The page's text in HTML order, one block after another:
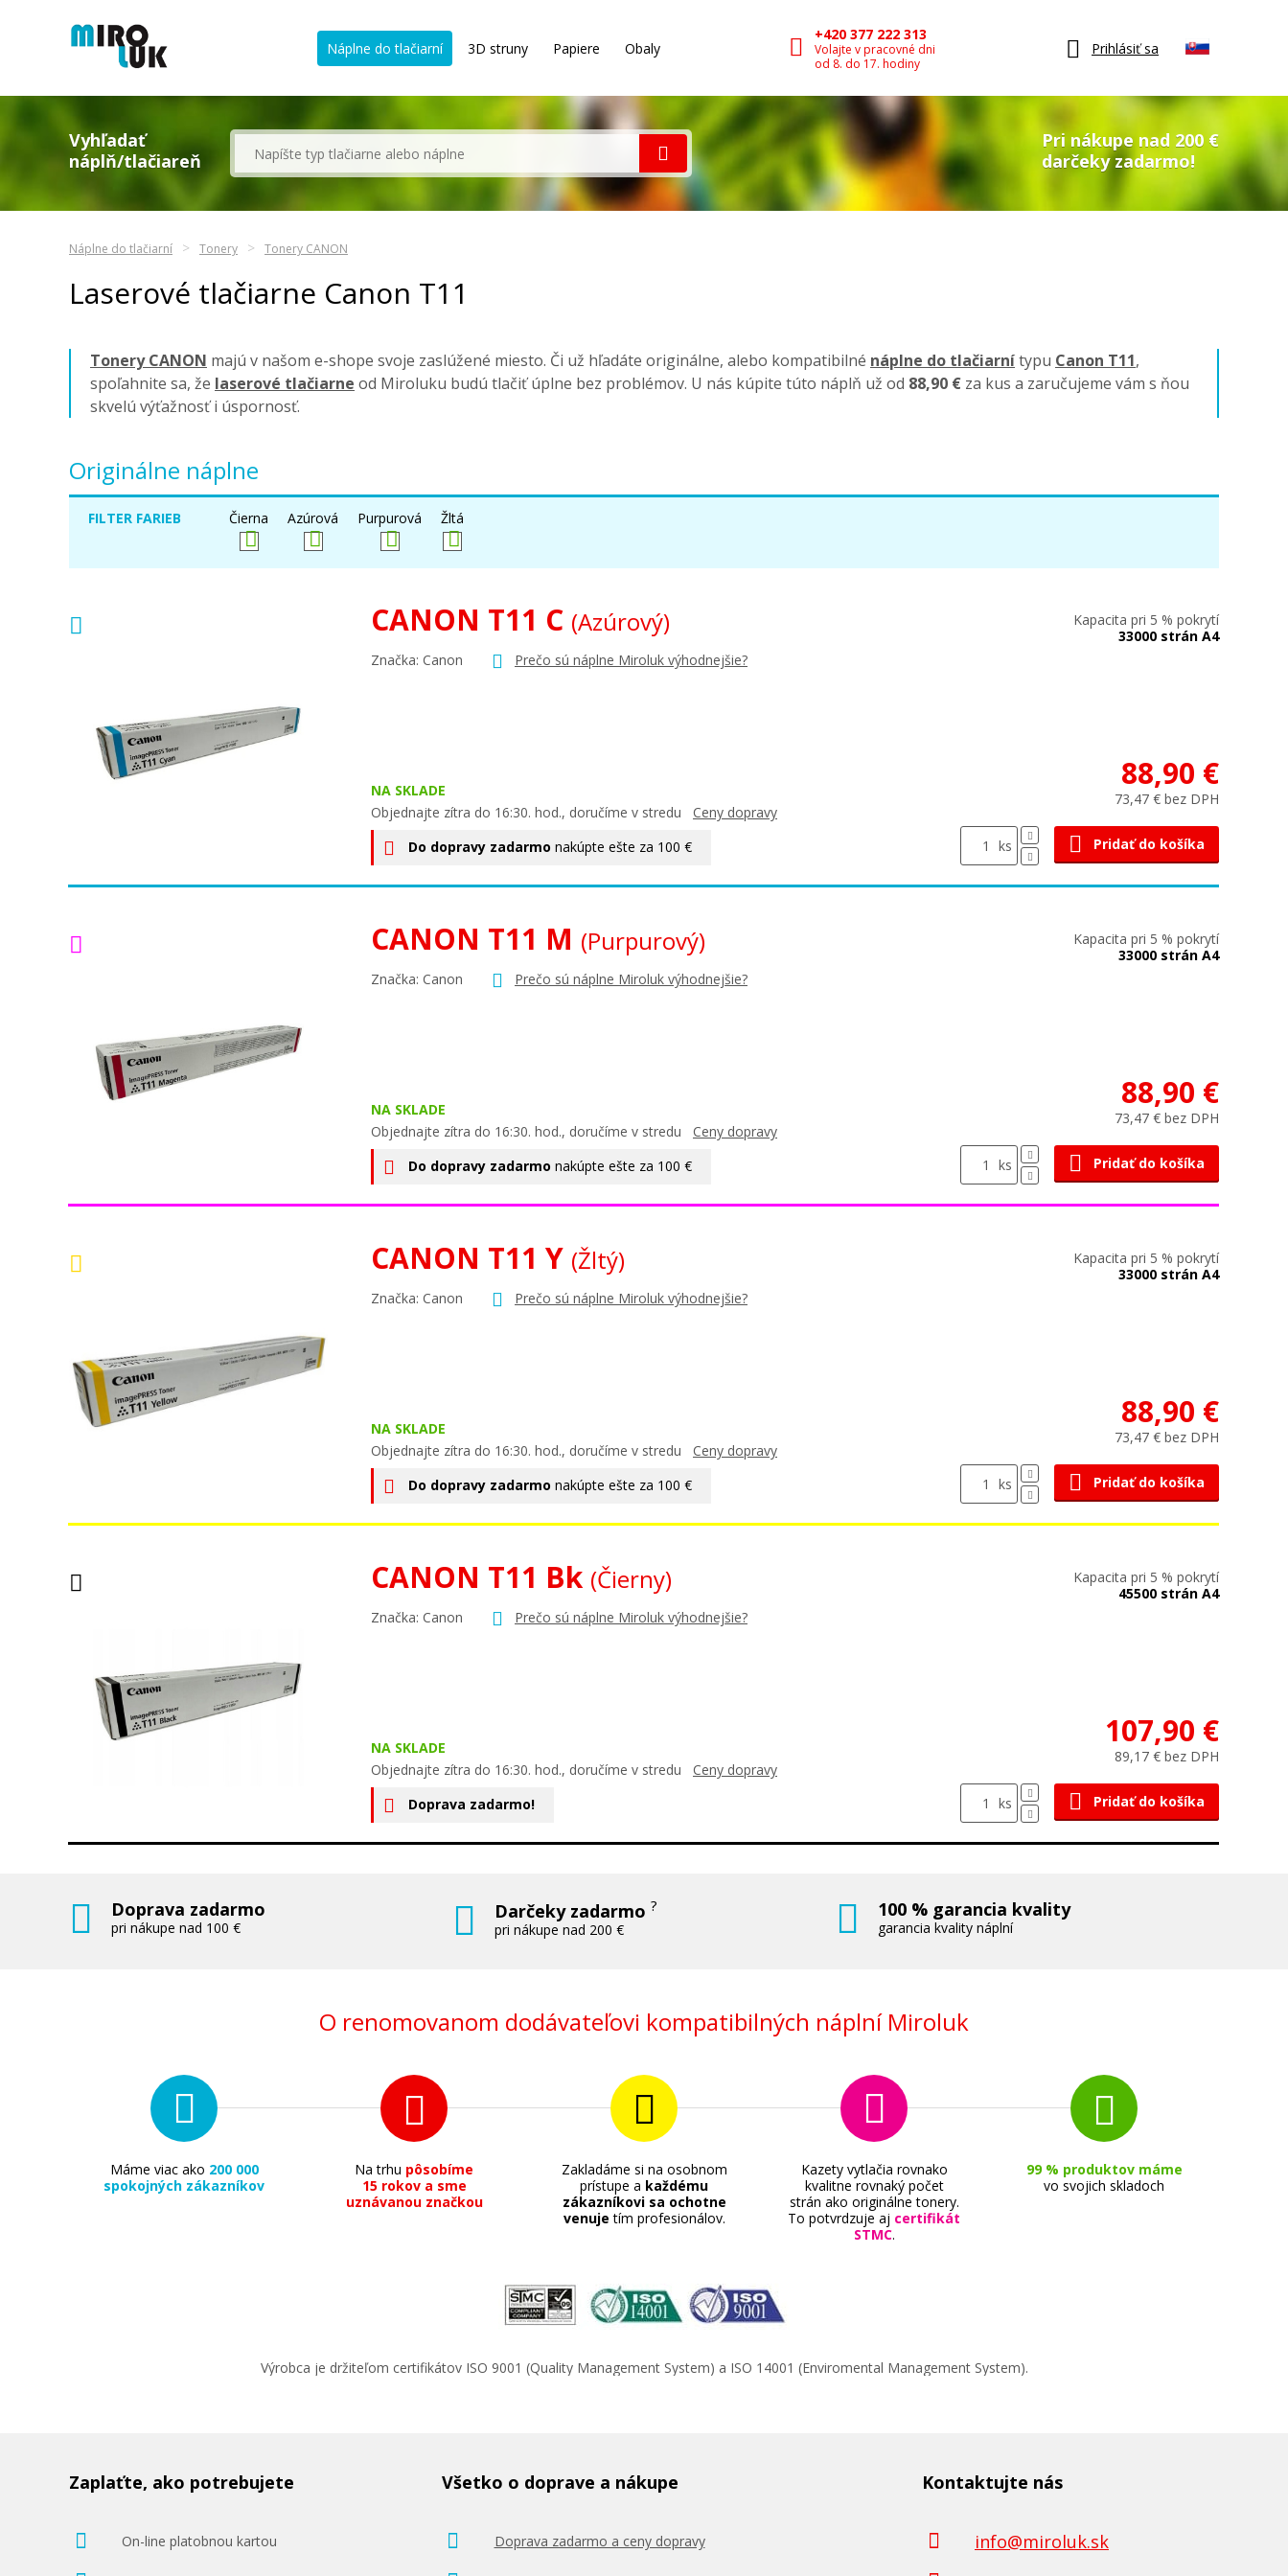
Náplne do tlačiarní 3D struny Papiere Obaly
+420 377 222 313
Volajte v pracovné dni
od 8. do 17. hodiny
Prihlásiť sa
Vyhľadať
náplň/tlačiareň
Pri nákupe nad 200 €
darčeky zadarmo!
Náplne do tlačiarní Tonery Tonery CANON
Laserové tlačiarne Canon T11
Tonery CANON majú v našom e-shope svoje zaslúžené miesto. Či už hľadáte originálne, alebo kompatibilné náplne do tlačiarnítypu Canon T11,
spoľahnite sa, že laserové tlačiarne od Miroluku budú tlačiť úplne bez problémov. U nás kúpite túto náplň už od 88,90 € za kus a zaručujeme vám s ňou
skvelú výťažnosť i úspornosť.
Originálne náplne
FILTER FARIEB Čierna Azúrová Purpurová Žltá
CANON T11 C (Azúrový)
Značka: Canon Prečo sú náplne Miroluk výhodnejšie?
NA SKLADE
Objednajte zítra do 16:30. hod., doručíme v stredu Ceny dopravy
Do dopravy zadarmo nakúpte ešte za 100 €
Kapacita pri 5 % pokrytí
33000 strán A4
88,90 €
73,47 € bez DPH
ks Pridať do košíka
CANON T11 M (Purpurový)
Značka: Canon Prečo sú náplne Miroluk výhodnejšie?
NA SKLADE
Objednajte zítra do 16:30. hod., doručíme v stredu Ceny dopravy
Do dopravy zadarmo nakúpte ešte za 100 €
Kapacita pri 5 % pokrytí
33000 strán A4
88,90 €
73,47 € bez DPH
ks Pridať do košíka
CANON T11 Y (Žltý)
Značka: Canon Prečo sú náplne Miroluk výhodnejšie?
NA SKLADE
Objednajte zítra do 16:30. hod., doručíme v stredu Ceny dopravy
Do dopravy zadarmo nakúpte ešte za 100 €
Kapacita pri 5 % pokrytí
33000 strán A4
88,90 €
73,47 € bez DPH
ks Pridať do košíka
CANON T11 Bk (Čierny)
Značka: Canon Prečo sú náplne Miroluk výhodnejšie?
NA SKLADE
Objednajte zítra do 16:30. hod., doručíme v stredu Ceny dopravy
Doprava zadarmo!
Kapacita pri 5 % pokrytí
45500 strán A4
107,90 €
89,17 € bez DPH
ks Pridať do košíka
Doprava zadarmo
pri nákupe nad 100 €
Darčeky zadarmo?
pri nákupe nad 200 €
100 % garancia kvality
garancia kvality náplní
O renomovanom dodávateľovi kompatibilných náplní Miroluk
Máme viac ako 200 000
spokojných zákazníkov
Na trhu pôsobíme
15 rokov a sme
uznávanou značkou
Zakladáme si na osobnom
prístupe a každému
zákazníkovi sa ochotne
venuje tím profesionálov.
Kazety vytlačia rovnako
kvalitne rovnaký počet
strán ako originálne tonery.
To potvrdzuje aj certifikát
STMC.
99 % produktov máme
vo svojich skladoch
Výrobca je držiteľom certifikátov ISO 9001 (Quality Management System) a ISO 14001 (Enviromental Management System).
Zaplaťte, ako potrebujete
On-line platobnou kartou
Všetko o doprave a nákupe
Doprava zadarmo a ceny dopravy
Kontaktujte nás
info@miroluk.sk